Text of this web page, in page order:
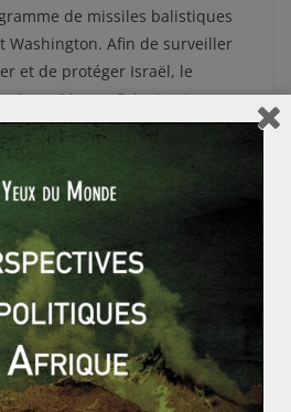
de missiles balistiques
Afin de surveiller
et de protéger Israël, le
au Moyen-Orient est
Moyen-Orient revient à
moins en termes d’énergie
48% des réserves
noir. En y garantissant une
les Etats-Unis
d’approvisionnement des
conflit ouvert avec un autre
des scénarios redoutés par Pékin
46% et 41% des